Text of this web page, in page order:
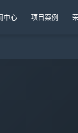
中心 项目案例